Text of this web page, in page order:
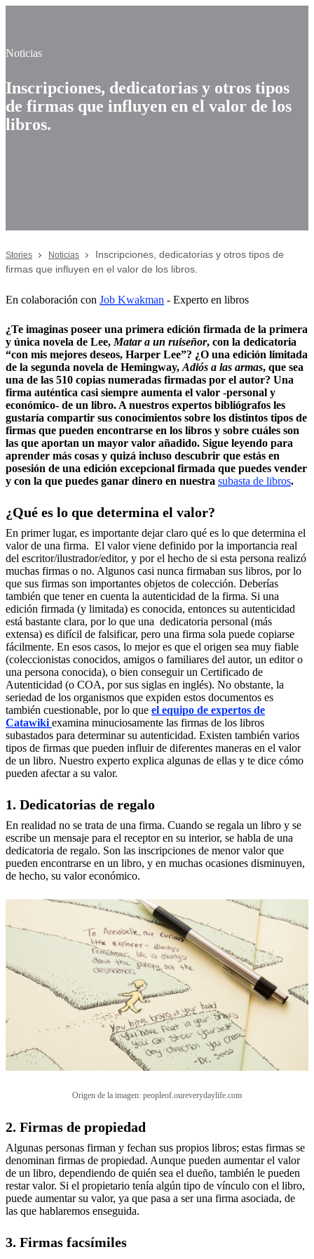
Noticias
Inscripciones, dedicatorias y otros tipos
de firmas que influyen en el valor de los
libros.
Stories Noticias
Inscripciones, dedicatorias y otros tipos de
firmas que influyen en el valor de los libros.
En colaboración con Job Kwakman - Experto en libros
¿Te imaginas poseer una primera edición firmada de la primera
y única novela de Lee, Matar a un ruiseñor, con la dedicatoria
“con mis mejores deseos, Harper Lee”? ¿O una edición limitada
de la segunda novela de Hemingway, Adiós a las armas, que sea
una de las 510 copias numeradas firmadas por el autor? Una
firma auténtica casi siempre aumenta el valor -personal y
económico- de un libro. A nuestros expertos bibliógrafos les
gustaría compartir sus conocimientos sobre los distintos tipos de
firmas que pueden encontrarse en los libros y sobre cuáles son
las que aportan un mayor valor añadido. Sigue leyendo para
aprender más cosas y quizá incluso descubrir que estás en
posesión de una edición excepcional firmada que puedes vender
y con la que puedes ganar dinero en nuestra subasta de libros.
¿Qué es lo que determina el valor?
En primer lugar, es importante dejar claro qué es lo que determina el
valor de una firma. El valor viene definido por la importancia real
del escritor/ilustrador/editor, y por el hecho de si esta persona realizó
muchas firmas o no. Algunos casi nunca firmaban sus libros, por lo
que sus firmas son importantes objetos de colección. Deberías
también que tener en cuenta la autenticidad de la firma. Si una
edición firmada (y limitada) es conocida, entonces su autenticidad
está bastante clara, por lo que una dedicatoria personal (más
extensa) es difícil de falsificar, pero una firma sola puede copiarse
fácilmente. En esos casos, lo mejor es que el origen sea muy fiable
(coleccionistas conocidos, amigos o familiares del autor, un editor o
una persona conocida), o bien conseguir un Certificado de
Autenticidad (o COA, por sus siglas en inglés). No obstante, la
seriedad de los organismos que expiden estos documentos es
también cuestionable, por lo que el equipo de expertos de
Catawiki examina minuciosamente las firmas de los libros
subastados para determinar su autenticidad. Existen también varios
tipos de firmas que pueden influir de diferentes maneras en el valor
de un libro. Nuestro experto explica algunas de ellas y te dice cómo
pueden afectar a su valor.
1. Dedicatorias de regalo
En realidad no se trata de una firma. Cuando se regala un libro y se
escribe un mensaje para el receptor en su interior, se habla de una
dedicatoria de regalo. Son las inscripciones de menor valor que
pueden encontrarse en un libro, y en muchas ocasiones disminuyen,
de hecho, su valor económico.
Origen de la imagen: peopleof.oureverydaylife.com
2. Firmas de propiedad
Algunas personas firman y fechan sus propios libros; estas firmas se
denominan firmas de propiedad. Aunque pueden aumentar el valor
de un libro, dependiendo de quién sea el dueño, también le pueden
restar valor. Si el propietario tenía algún tipo de vínculo con el libro,
puede aumentar su valor, ya que pasa a ser una firma asociada, de
las que hablaremos enseguida.
3. Firmas facsímiles